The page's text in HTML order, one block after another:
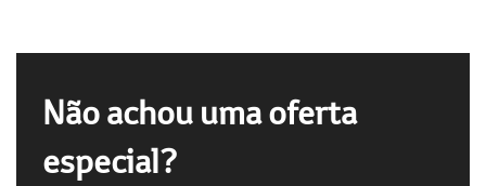
Não achou uma oferta
especial?